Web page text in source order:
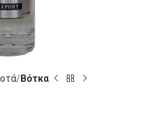
Βότκα